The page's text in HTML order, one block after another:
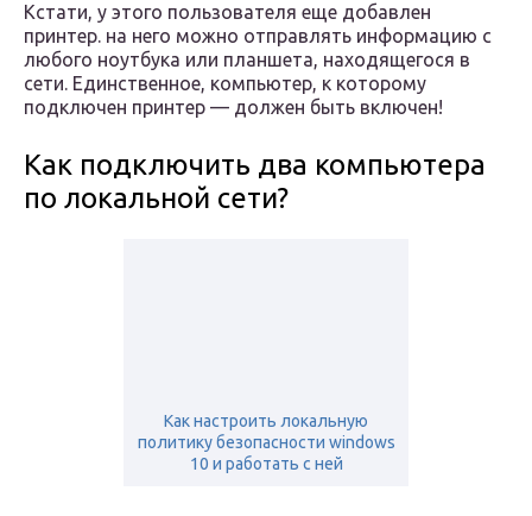
Кстати, у этого пользователя еще добавлен
принтер. на него можно отправлять информацию с
любого ноутбука или планшета, находящегося в
сети. Единственное, компьютер, к которому
подключен принтер — должен быть включен!
Как подключить два компьютера
по локальной сети?
Как настроить локальную
политику безопасности windows
10 и работать с ней